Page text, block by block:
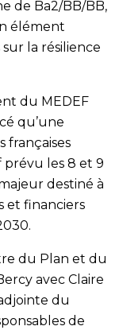
de Ba2/BB/BB,
élément
la résilience
du MEDEF
qu’une
françaises
les 8 et 9
destiné à
et financiers
du Plan et du
avec Claire
du
de